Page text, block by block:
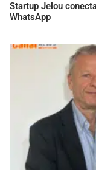
Startup Jelou
WhatsApp